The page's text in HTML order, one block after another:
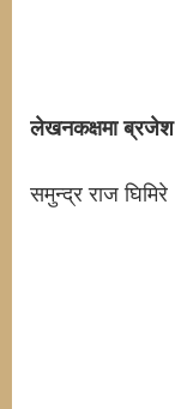
लेखनकक्षमा ब्रजेश
समुन्द्र राज घिमिरे